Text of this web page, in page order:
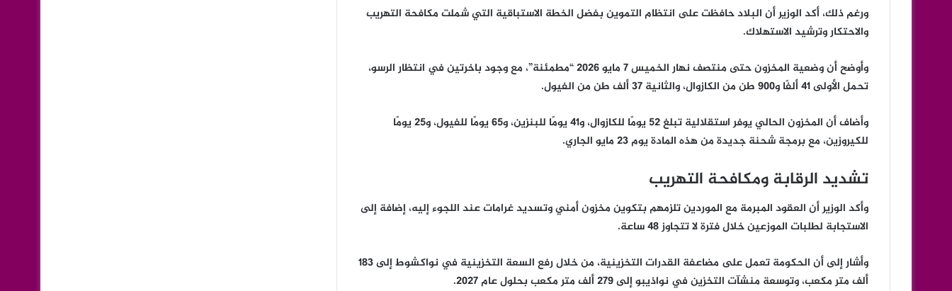
ورغم ذلك، أكد الوزير أن البلاد حافظت على انتظام التموين بفضل الخطة الاستباقية التي شملت مكافحة التهريب
والاحتكار وترشيد الاستهلاك.
وأوضح أن وضعية المخزون حتى منتصف نهار الخميس 7 مايو 2026 “مطمئنة”، مع وجود باخرتين في انتظار الرسو،
تحمل الأولى 41 ألفًا و900 طن من الكازوال، والثانية 37 ألف طن من الفيول.
وأضاف أن المخزون الحالي يوفر استقلالية تبلغ 52 يومًا للكازوال، و41 يومًا للبنزين، و65 يومًا للفيول، و25 يومًا
للكيروزين، مع برمجة شحنة جديدة من هذه المادة يوم 23 مايو الجاري.
تشديد الرقابة ومكافحة التهريب
وأكد الوزير أن العقود المبرمة مع الموردين تلزمهم بتكوين مخزون أمني وتسديد غرامات عند اللجوء إليه، إضافة إلى
الاستجابة لطلبات الموزعين خلال فترة لا تتجاوز 48 ساعة.
وأشار إلى أن الحكومة تعمل على مضاعفة القدرات التخزينية، من خلال رفع السعة التخزينية في نواكشوط إلى 183
ألف متر مكعب، وتوسعة منشآت التخزين في نواذيبو إلى 279 ألف متر مكعب بحلول عام 2027.